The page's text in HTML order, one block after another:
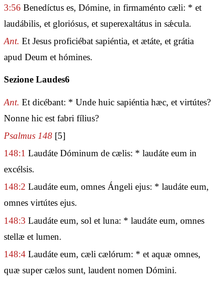
3:56 Benedíctus es, Dómine, in firmaménto cæli: * et
laudábilis, et gloriósus, et superexaltátus in sǽcula.
Ant. Et Jesus proficiébat sapiéntia, et ætáte, et grátia
apud Deum et hómines.
Sezione Laudes6
Ant. Et dicébant: * Unde huic sapiéntia hæc, et virtútes?
Nonne hic est fabri fílius?
Psalmus 148 [5]
148:1 Laudáte Dóminum de cælis: * laudáte eum in
excélsis.
148:2 Laudáte eum, omnes Ángeli ejus: * laudáte eum,
omnes virtútes ejus.
148:3 Laudáte eum, sol et luna: * laudáte eum, omnes
stellæ et lumen.
148:4 Laudáte eum, cæli cælórum: * et aquæ omnes,
quæ super cælos sunt, laudent nomen Dómini.